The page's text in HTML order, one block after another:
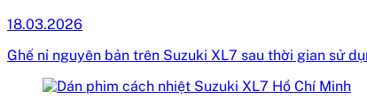
18.03.2026
Ghế nỉ nguyên bản trên Suzuki XL7 sau thời gian sử